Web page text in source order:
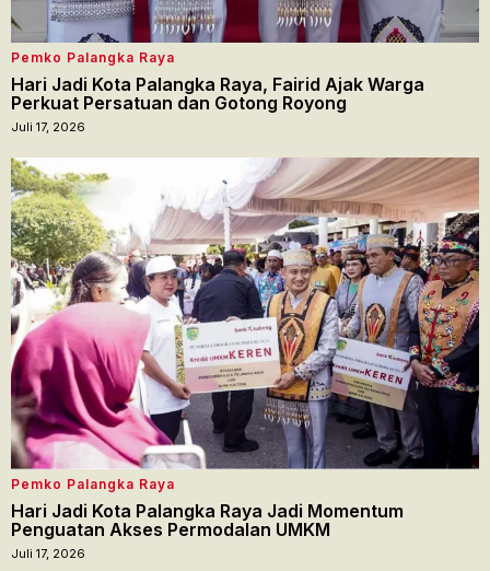
Pemko Palangka Raya
Hari Jadi Kota Palangka Raya, Fairid Ajak Warga
Perkuat Persatuan dan Gotong Royong
Juli 17, 2026
Pemko Palangka Raya
Hari Jadi Kota Palangka Raya Jadi Momentum
Penguatan Akses Permodalan UMKM
Juli 17, 2026